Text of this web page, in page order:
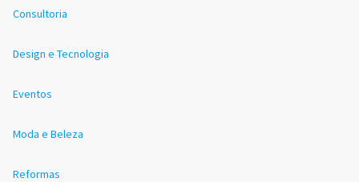
Consultoria
Design e Tecnologia
Eventos
Moda e Beleza
Reformas